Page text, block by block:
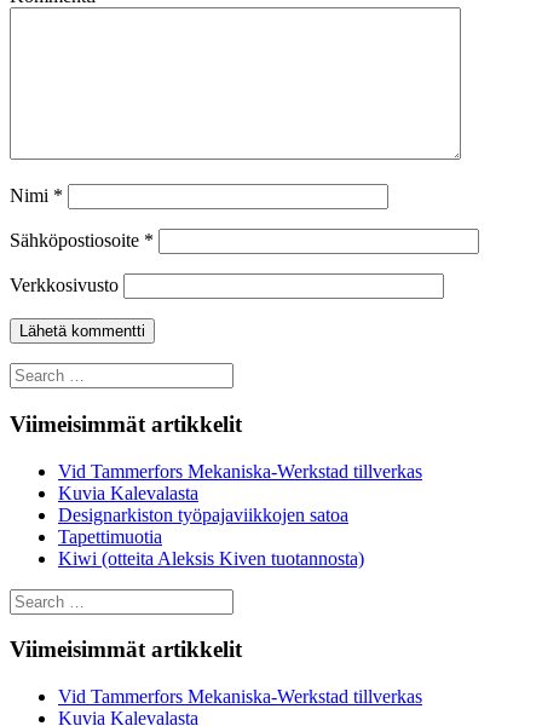
Nimi *
Sähköpostiosoite *
Verkkosivusto
Search
for:
Viimeisimmät artikkelit
Vid Tammerfors Mekaniska-Werkstad tillverkas
Kuvia Kalevalasta
Designarkiston työpajaviikkojen satoa
Tapettimuotia
Kiwi (otteita Aleksis Kiven tuotannosta)
Search
for:
Viimeisimmät artikkelit
Vid Tammerfors Mekaniska-Werkstad tillverkas
Kuvia Kalevalasta